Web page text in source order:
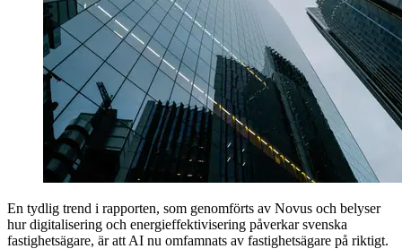
En tydlig trend i rapporten, som genomförts av Novus och belyser
hur digitalisering och energieffektivisering påverkar svenska
fastighetsägare, är att AI nu omfamnats av fastighetsägare på riktigt.